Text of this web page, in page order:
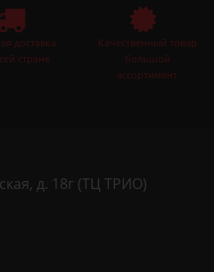
доставка
стране
Качественный товар
большой
ассортимент
д. 18г (ТЦ ТРИО)